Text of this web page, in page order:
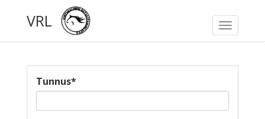
Toggle
VRL
Tunnus*